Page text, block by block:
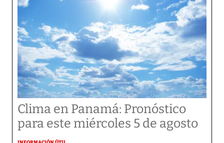
Clima en Panamá: Pronóstico
para este miércoles 5 de agosto